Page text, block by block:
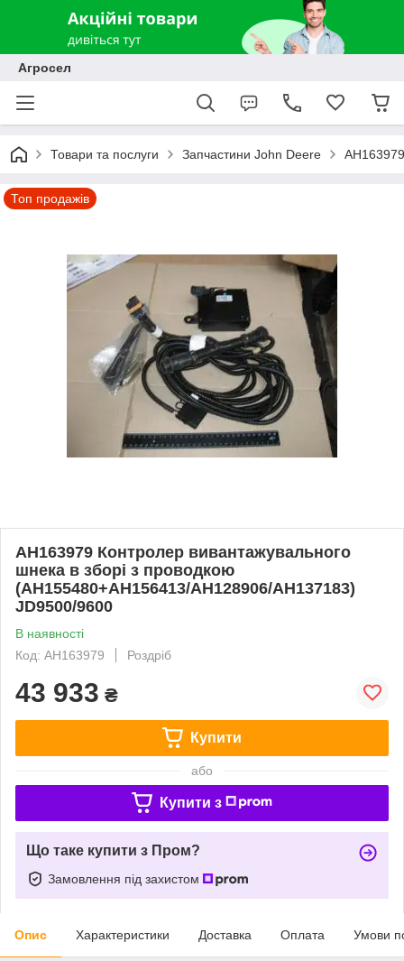
Агросел
Товари та послуги Запчастини John Deere
Топ продажів
AH163979 Контролер вивантажувального
шнека в зборі з проводкою
(AH155480+AH156413/AH128906/AH137183)
JD9500/9600
В наявності
Код: AH163979
Роздріб
43 933 ₴
Купити
або
Купити з
Що таке купити з Пром?
Замовлення під захистом
Опис Характеристики Доставка Оплата Умови